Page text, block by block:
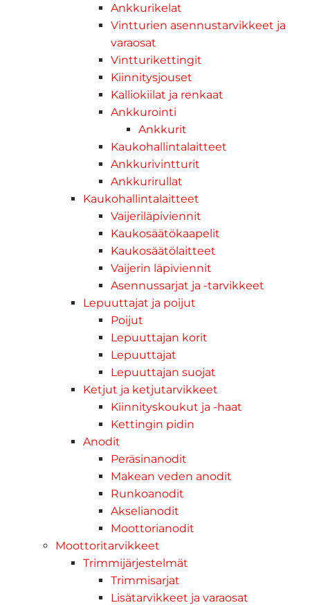
Ankkurikelat
Vintturien asennustarvikkeet ja
varaosat
Vintturikettingit
Kiinnitysjouset
Kalliokiilat ja renkaat
Ankkurointi
Ankkurit
Kaukohallintalaitteet
Ankkurivintturit
Ankkurirullat
Kaukohallintalaitteet
Vaijeriläpiviennit
Kaukosäätökaapelit
Kaukosäätölaitteet
Vaijerin läpiviennit
Asennussarjat ja -tarvikkeet
Lepuuttajat ja poijut
Poijut
Lepuuttajan korit
Lepuuttajat
Lepuuttajan suojat
Ketjut ja ketjutarvikkeet
Kiinnityskoukut ja -haat
Kettingin pidin
Anodit
Peräsinanodit
Makean veden anodit
Runkoanodit
Akselianodit
Moottorianodit
Moottoritarvikkeet
Trimmijärjestelmät
Trimmisarjat
Lisätarvikkeet ja varaosat